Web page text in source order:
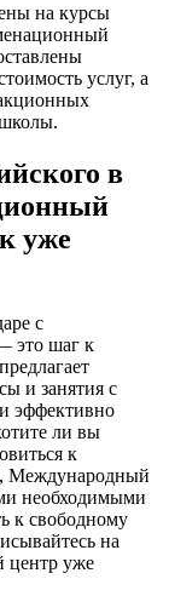
на курсы
услуг, а
в
уже
с
это шаг к
и занятия с
эффективно
ли вы
к
Международный
необходимыми
к свободному
на
центр уже